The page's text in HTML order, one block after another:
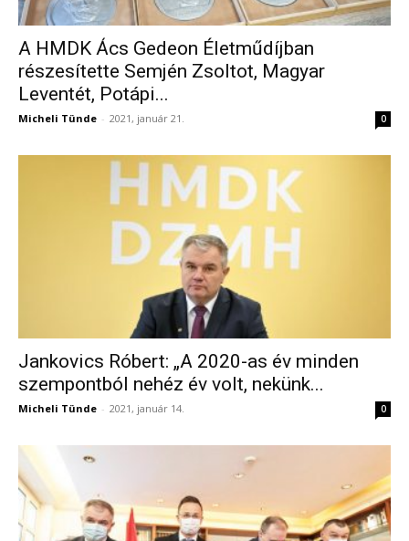
A HMDK Ács Gedeon Életműdíjban
részesítette Semjén Zsoltot, Magyar
Leventét, Potápi...
Micheli Tünde - 2021, január 21. 0
Jankovics Róbert: „A 2020-as év minden
szempontból nehéz év volt, nekünk...
Micheli Tünde - 2021, január 14. 0